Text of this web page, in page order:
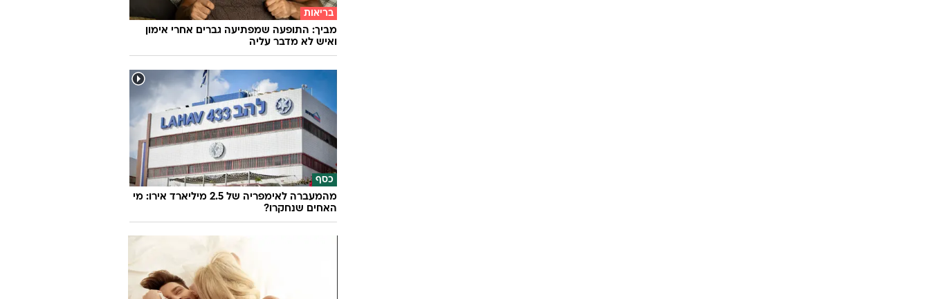
בריאות
מביך: התופעה שמפתיעה גברים אחרי אימון
ואיש לא מדבר עליה
כסף
מהמעברה לאימפריה של 2.5 מיליארד אירו: מי
האחים שנחקרו?